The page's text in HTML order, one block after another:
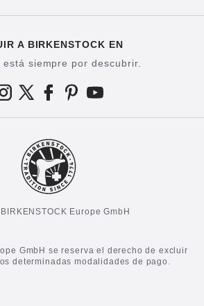
A BIRKENSTOCK EN
está siempre por descubrir.
Europe GmbH
GmbH se reserva el derecho de excluir
determinadas modalidades de pago.